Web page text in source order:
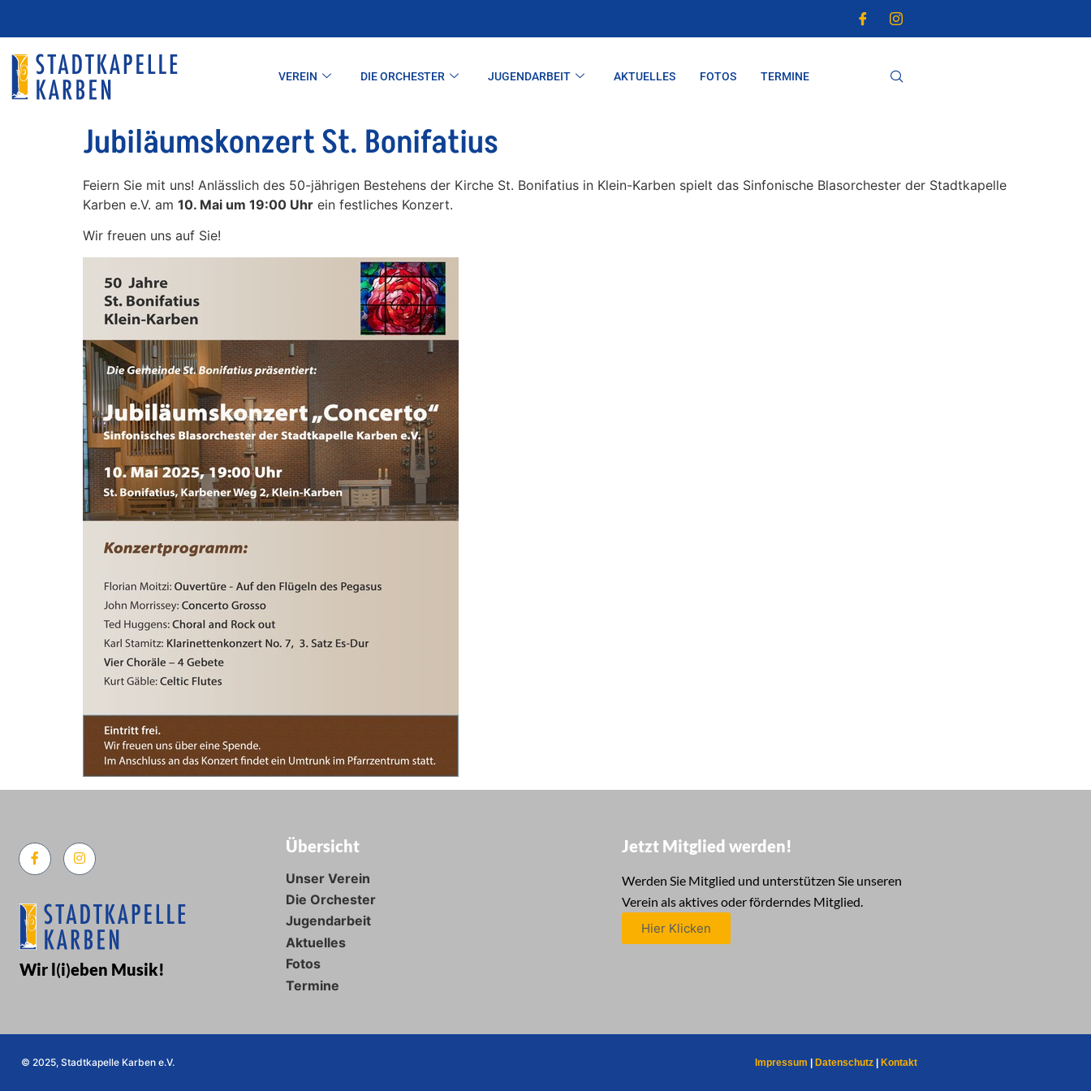
VEREIN DIE ORCHESTER JUGENDARBEIT AKTUELLES FOTOS TERMINE
Jubiläumskonzert St. Bonifatius
Feiern Sie mit uns! Anlässlich des 50-jährigen Bestehens der Kirche St. Bonifatius in Klein-Karben spielt das Sinfonische Blasorchester der Stadtkapelle
Karben e.V. am 10. Mai um 19:00 Uhr ein festliches Konzert.
Wir freuen uns auf Sie!
Wir l(i)eben Musik!
Übersicht
Unser Verein
Die Orchester
Jugendarbeit
Aktuelles
Fotos
Termine
Jetzt Mitglied werden!
Werden Sie Mitglied und unterstützen Sie unseren
Verein als aktives oder förderndes Mitglied.
Hier Klicken
© 2025, Stadtkapelle Karben e.V. Impressum Datenschutz Kontakt